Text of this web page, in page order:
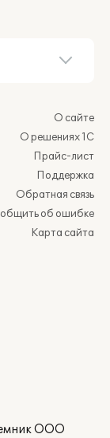
О сайте
О решениях 1С
Прайс-лист
Поддержка
Обратная связь
об ошибке
Карта сайта
ООО